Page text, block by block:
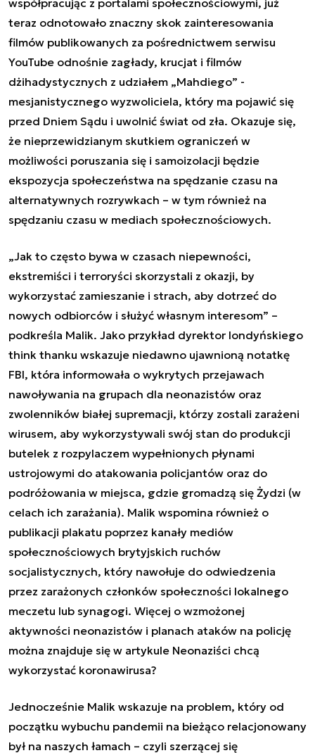
teraz odnotowało znaczny skok zainteresowania
filmów publikowanych za pośrednictwem serwisu
YouTube odnośnie zagłady, krucjat i filmów
dżihadystycznych z udziałem „Mahdiego” -
mesjanistycznego wyzwoliciela, który ma pojawić się
przed Dniem Sądu i uwolnić świat od zła. Okazuje się,
że nieprzewidzianym skutkiem ograniczeń w
możliwości poruszania się i samoizolacji będzie
ekspozycja społeczeństwa na spędzanie czasu na
alternatywnych rozrywkach – w tym również na
spędzaniu czasu w mediach społecznościowych.
„Jak to często bywa w czasach niepewności,
ekstremiści i terroryści skorzystali z okazji, by
wykorzystać zamieszanie i strach, aby dotrzeć do
nowych odbiorców i służyć własnym interesom” –
podkreśla Malik. Jako przykład dyrektor londyńskiego
think thanku wskazuje niedawno ujawnioną notatkę
FBI, która informowała o wykrytych przejawach
nawoływania na grupach dla neonazistów oraz
zwolenników białej supremacji, którzy zostali zarażeni
wirusem, aby wykorzystywali swój stan do produkcji
butelek z rozpylaczem wypełnionych płynami
ustrojowymi do atakowania policjantów oraz do
podróżowania w miejsca, gdzie gromadzą się Żydzi (w
celach ich zarażania). Malik wspomina również o
publikacji plakatu poprzez kanały mediów
społecznościowych brytyjskich ruchów
socjalistycznych, który nawołuje do odwiedzenia
przez zarażonych członków społeczności lokalnego
meczetu lub synagogi. Więcej o wzmożonej
aktywności neonazistów i planach ataków na policję
można znajduje się w artykule Neonaziści chcą
wykorzystać koronawirusa?
Jednocześnie Malik wskazuje na problem, który od
początku wybuchu pandemii na bieżąco relacjonowany
był na naszych łamach – czyli szerzącej się